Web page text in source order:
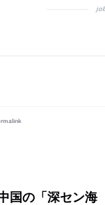
国の「深セン海